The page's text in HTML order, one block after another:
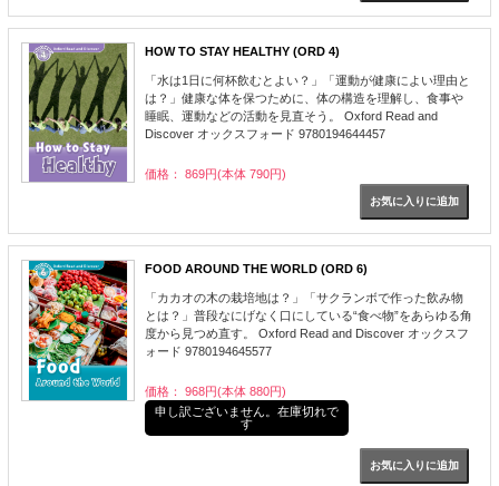
HOW TO STAY HEALTHY (ORD 4)
「水は1日に何杯飲むとよい？」「運動が健康によい理由と
は？」健康な体を保つために、体の構造を理解し、食事や
睡眠、運動などの活動を見直そう。 Oxford Read and
Discover オックスフォード 9780194644457
価格： 869円(本体 790円)
FOOD AROUND THE WORLD (ORD 6)
「カカオの木の栽培地は？」「サクランボで作った飲み物
とは？」普段なにげなく口にしている“食べ物”をあらゆる角
度から見つめ直す。 Oxford Read and Discover オックスフ
ォード 9780194645577
価格： 968円(本体 880円)
申し訳ございません。在庫切れで
す